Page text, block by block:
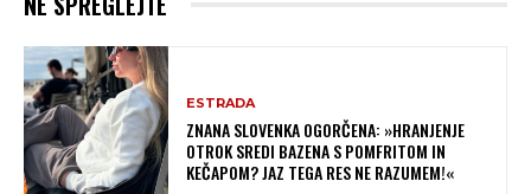
ESTRADA
ZNANA SLOVENKA OGORČENA: »HRANJENJE
OTROK SREDI BAZENA S POMFRITOM IN
KEČAPOM? JAZ TEGA RES NE RAZUMEM!«